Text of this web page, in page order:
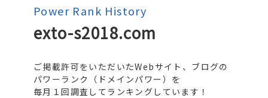
Power Rank History
exto-s2018.com
ご掲載許可をいただいたWebサイト、ブログの
パワーランク（ドメインパワー）を
毎月１回調査してランキングしています！